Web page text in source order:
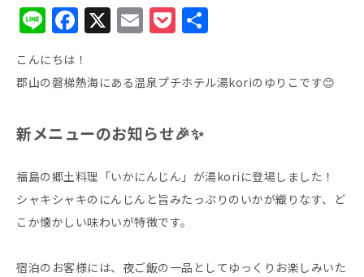
Li
n
e
F
a
c
e
b
o
k
X E
m
ai
l
P
o
c
k
et
こんにちは！
郡山の磐梯熱海にある温泉プチホテル湯koriのゆりこです😊
新メニューのお知らせ🎉✨
福島の郷土料理「いかにんじん」が湯koriに登場しました！
シャキシャキのにんじんと旨みたっぷりのいかが織りなす、ど
こか懐かしい味わいが特徴です。
宿泊のお客様には、夜ご飯の一品としてゆっくりお楽しみいた